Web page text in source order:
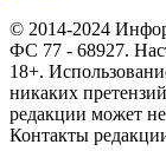
© 2014-2024
ФС 77 - 68927.
18+.
никаких
редакции может
Контакты